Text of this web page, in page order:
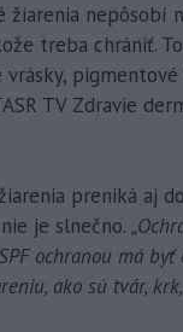
žiarenia nepôsobí
treba chrániť.
pigmentové
TV Zdravie
preniká aj
je slnečno.
ochranou má byť
ako sú tvár,